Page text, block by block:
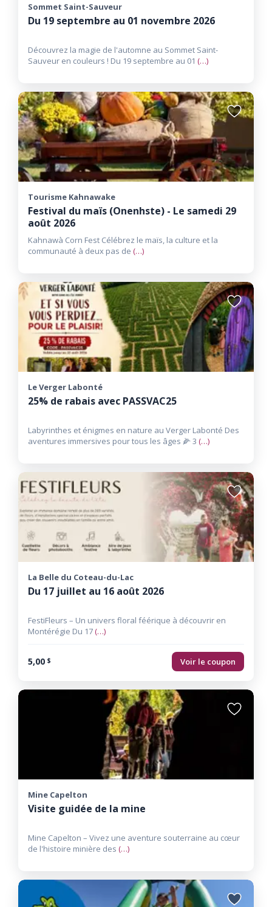
Sommet Saint-Sauveur
Du 19 septembre au 01 novembre 2026
Découvrez la magie de l'automne au Sommet Saint-
Sauveur en couleurs ! Du 19 septembre au 01 (…)
Ajouter
Tourisme Kahnawake
Festival du maïs (Onenhste) - Le samedi 29
août 2026
Kahnawà Corn Fest Célébrez le maïs, la culture et la
communauté à deux pas de (…)
Ajouter
aux
favoris
Le Verger Labonté
25% de rabais avec PASSVAC25
Labyrinthes et énigmes en nature au Verger Labonté Des
aventures immersives pour tous les âges 🌽 3 (…)
Ajouter
aux
favoris
La Belle du Coteau-du-Lac
Du 17 juillet au 16 août 2026
FestiFleurs – Un univers floral féérique à découvrir en
Montérégie Du 17(…)
5,00 $ Voir le coupon
Ajouter
Mine Capelton
Visite guidée de la mine
Mine Capelton – Vivez une aventure souterraine au cœur
de l'histoire minière des (…)
Ajouter